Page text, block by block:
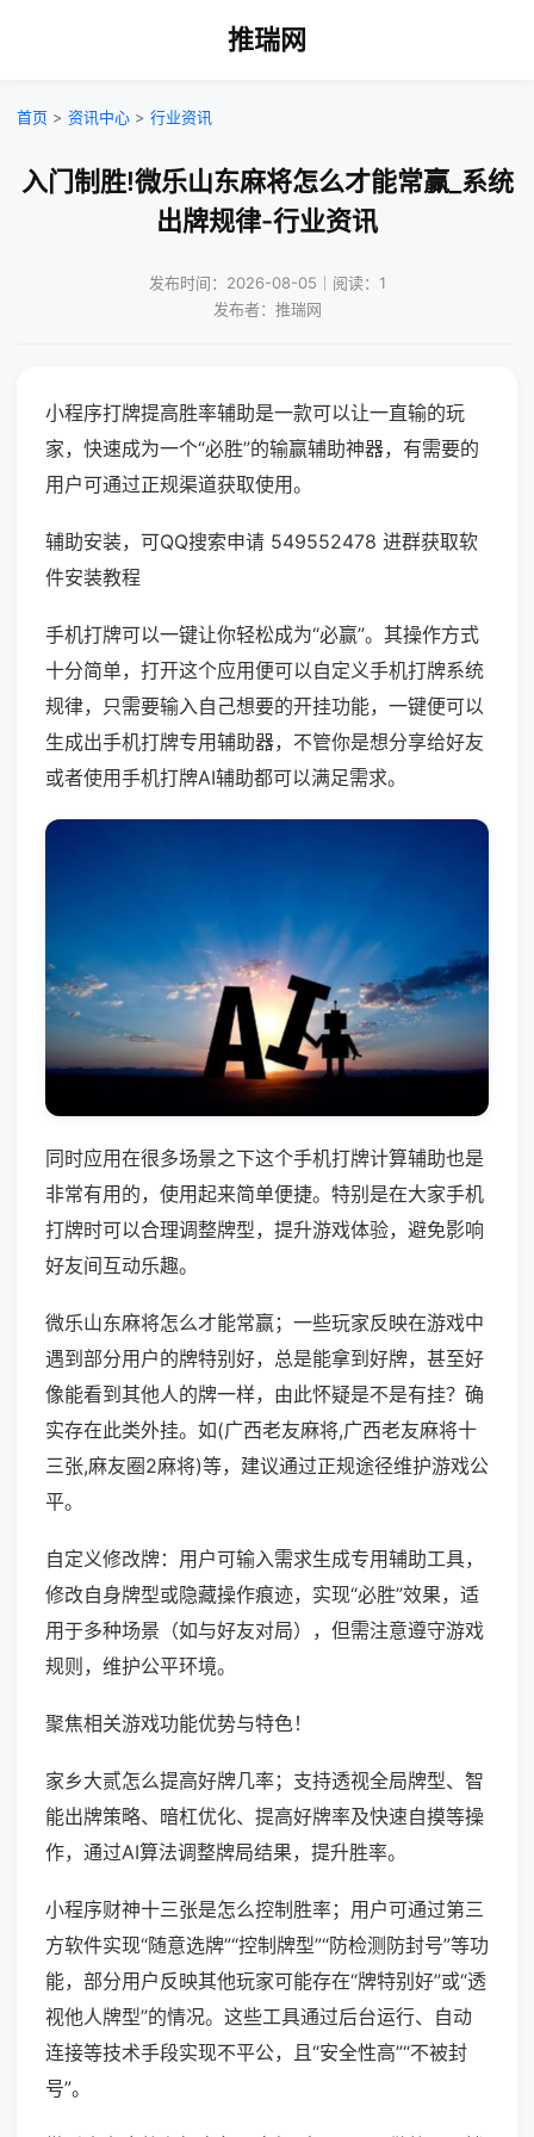
推瑞网
首页 > 资讯中心 > 行业资讯
入门制胜!微乐山东麻将怎么才能常赢_系统
出牌规律-行业资讯
发布时间：2026-08-05｜阅读：1
发布者：推瑞网
小程序打牌提高胜率辅助是一款可以让一直输的玩
家，快速成为一个“必胜”的输赢辅助神器，有需要的
用户可通过正规渠道获取使用。
辅助安装，可QQ搜索申请 549552478 进群获取软
件安装教程
手机打牌可以一键让你轻松成为“必赢”。其操作方式
十分简单，打开这个应用便可以自定义手机打牌系统
规律，只需要输入自己想要的开挂功能，一键便可以
生成出手机打牌专用辅助器，不管你是想分享给好友
或者使用手机打牌AI辅助都可以满足需求。
同时应用在很多场景之下这个手机打牌计算辅助也是
非常有用的，使用起来简单便捷。特别是在大家手机
打牌时可以合理调整牌型，提升游戏体验，避免影响
好友间互动乐趣。
微乐山东麻将怎么才能常赢；一些玩家反映在游戏中
遇到部分用户的牌特别好，总是能拿到好牌，甚至好
像能看到其他人的牌一样，由此怀疑是不是有挂？确
实存在此类外挂。如(广西老友麻将,广西老友麻将十
三张,麻友圈2麻将)等，建议通过正规途径维护游戏公
平。
自定义修改牌：用户可输入需求生成专用辅助工具，
修改自身牌型或隐藏操作痕迹，实现“必胜”效果，适
用于多种场景（如与好友对局），但需注意遵守游戏
规则，维护公平环境。
聚焦相关游戏功能优势与特色！
家乡大贰怎么提高好牌几率；支持透视全局牌型、智
能出牌策略、暗杠优化、提高好牌率及快速自摸等操
作，通过AI算法调整牌局结果，提升胜率。
小程序财神十三张是怎么控制胜率；用户可通过第三
方软件实现“随意选牌”“控制牌型”“防检测防封号”等功
能，部分用户反映其他玩家可能存在“牌特别好”或“透
视他人牌型”的情况。这些工具通过后台运行、自动
连接等技术手段实现不平公，且“安全性高”“不被封
号”。